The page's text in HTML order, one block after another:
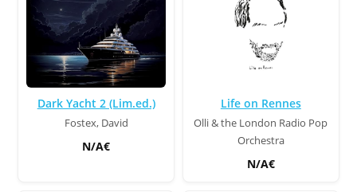
Dark Yacht 2 (Lim.ed.)
Fostex, David
N/A€
Life on Rennes
Olli & the London Radio Pop
Orchestra
N/A€